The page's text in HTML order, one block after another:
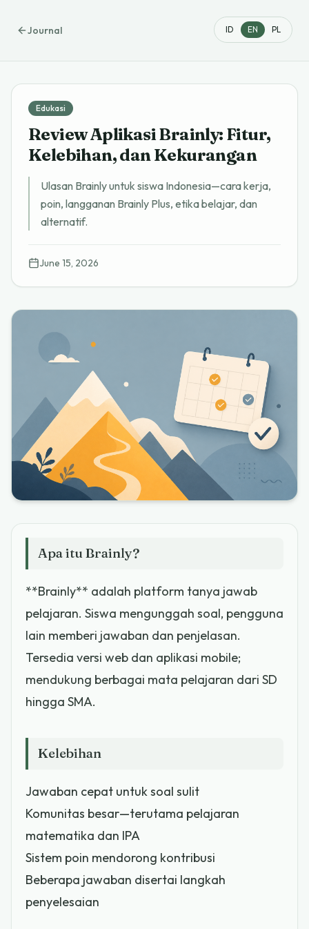
ID EN PL
Journal
Edukasi
Review Aplikasi Brainly: Fitur,
Kelebihan, dan Kekurangan
Ulasan Brainly untuk siswa Indonesia—cara kerja,
poin, langganan Brainly Plus, etika belajar, dan
alternatif.
June 15, 2026
Apa itu Brainly?
**Brainly** adalah platform tanya jawab
pelajaran. Siswa mengunggah soal, pengguna
lain memberi jawaban dan penjelasan.
Tersedia versi web dan aplikasi mobile;
mendukung berbagai mata pelajaran dari SD
hingga SMA.
Kelebihan
Jawaban cepat untuk soal sulit
Komunitas besar—terutama pelajaran
matematika dan IPA
Sistem poin mendorong kontribusi
Beberapa jawaban disertai langkah
penyelesaian